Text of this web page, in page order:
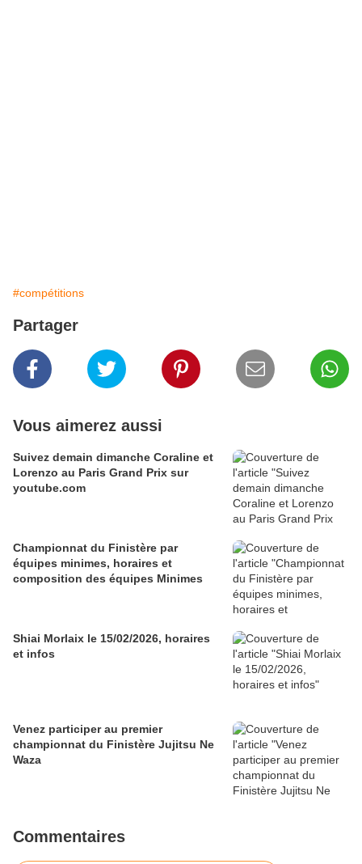
#compétitions
Partager
Vous aimerez aussi
Suivez demain dimanche Coraline et
Lorenzo au Paris Grand Prix sur
youtube.com
Championnat du Finistère par
équipes minimes, horaires et
composition des équipes Minimes
Shiai Morlaix le 15/02/2026, horaires
et infos
Venez participer au premier
championnat du Finistère Jujitsu Ne
Waza
Commentaires